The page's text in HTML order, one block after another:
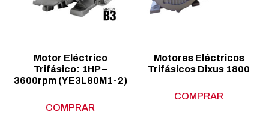
Motor Eléctrico
Trifásico: 1HP –
3600rpm (YE3L80M1-2)
COMPRAR
Motores Eléctricos
Trifásicos Dixus 1800
COMPRAR